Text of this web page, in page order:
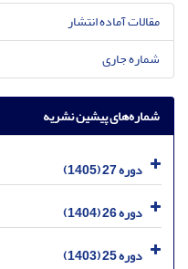
مقالات آماده انتشار
شماره جاری
شماره‌های پیشین نشریه
دوره 27 (1405)
دوره 26 (1404)
دوره 25 (1403)